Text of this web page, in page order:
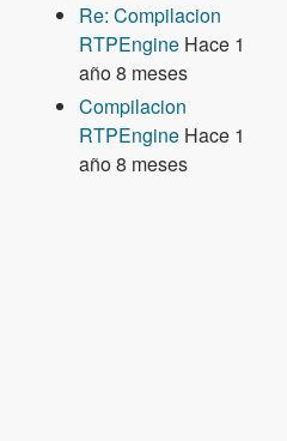
Re: Compilacion
RTPEngine Hace 1
año 8 meses
Compilacion
RTPEngine Hace 1
año 8 meses